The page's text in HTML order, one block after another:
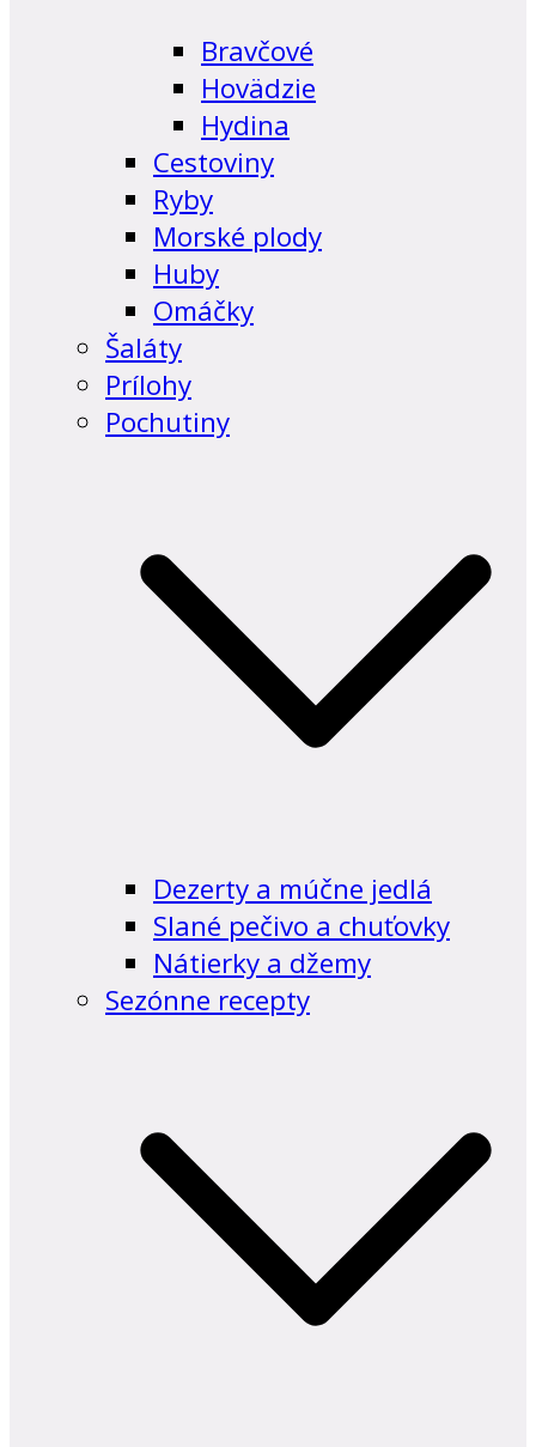
Bravčové
Hovädzie
Hydina
Cestoviny
Ryby
Morské plody
Huby
Omáčky
Šaláty
Prílohy
Pochutiny
Dezerty a múčne jedlá
Slané pečivo a chuťovky
Nátierky a džemy
Sezónne recepty